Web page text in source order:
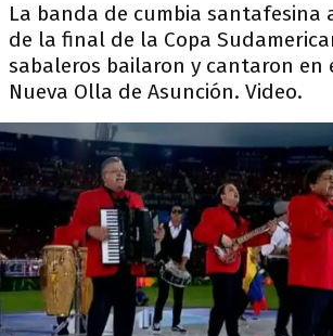
La banda de cumbia santafesina
de la final de la Copa
sabaleros bailaron y cantaron en
Nueva Olla de Asunción. Video.